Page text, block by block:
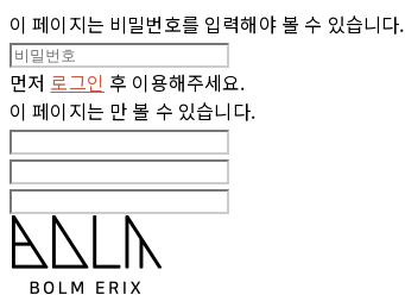
이 페이지는 비밀번호를 입력해야 볼 수 있습니다.
먼저 로그인 후 이용해주세요.
이 페이지는 만 볼 수 있습니다.